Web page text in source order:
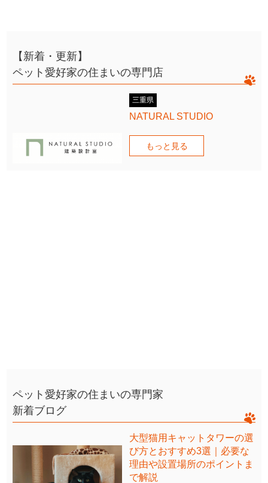
【新着・更新】
ペット愛好家の住まいの専門店
三重県
NATURAL STUDIO
もっと見る
ペット愛好家の住まいの専門家
新着ブログ
大型猫用キャットタワーの選
び方とおすすめ3選｜必要な
理由や設置場所のポイントま
で解説